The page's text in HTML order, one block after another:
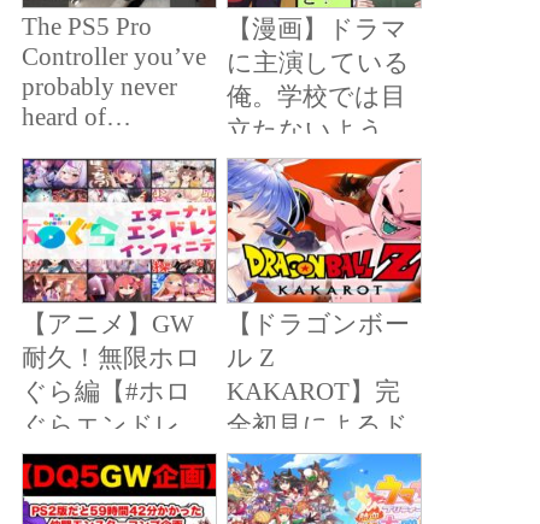
The PS5 Pro
Controller you’ve
probably never
heard of…
【漫画】ドラマ
に主演している
俺。学校では目
立たないよう、
ぼっちを装って
いたが、同級生
の推し俳優が俺
で気まず
い・・・４話
【アニメ】GW
耐久！無限ホロ
ぐら編【#ホロ
ぐらエンドレ
ス】
【ドラゴンボー
ル Z
KAKAROT】完
全初見によるド
ラゴンボールZ
カカロッ